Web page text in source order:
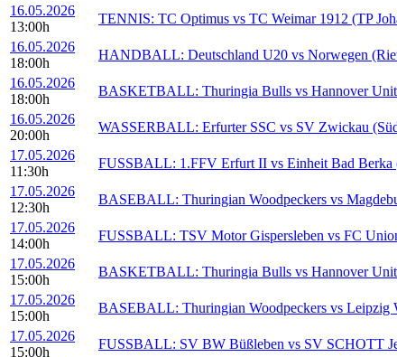
16.05.2026
13:00h
TENNIS: TC Optimus vs TC Weimar 1912 (TP
16.05.2026
18:00h
HANDBALL: Deutschland U20 vs Norwegen
16.05.2026
18:00h
BASKETBALL: Thuringia Bulls vs Hannover
16.05.2026
20:00h
WASSERBALL: Erfurter SSC vs SV Zwickau
17.05.2026
11:30h
FUSSBALL: 1.FFV Erfurt II vs Einheit Bad Berka
17.05.2026
12:30h
BASEBALL: Thuringian Woodpeckers vs
17.05.2026
14:00h
FUSSBALL: TSV Motor Gispersleben vs FC
17.05.2026
15:00h
BASKETBALL: Thuringia Bulls vs Hannover
17.05.2026
15:00h
BASEBALL: Thuringian Woodpeckers vs Leipzig
17.05.2026
15:00h
FUSSBALL: SV BW Büßleben vs SV SCHOTT